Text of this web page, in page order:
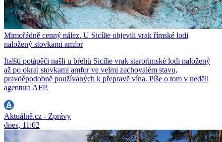
Mimořádně cenný nález. U Sicílie objevili vrak římské lodi
naložený stovkami amfor
Italští potápěči našli u břehů Sicílie vrak starořímské lodi naložený
až po okraj stovkami amfor ve velmi zachovalém stavu,
pravděpodobně používaných k přepravě vína. Píše o tom v neděli
agentura AFP.
Aktuálně.cz - Zprávy
dnes, 11:02